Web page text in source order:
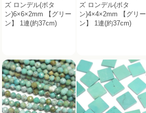
ズ ロンデル(ボタ
ン)6×6×2mm 【グリー
ン】 1連(約37cm)
ズ ロンデル(ボタ
ン)4×4×2mm 【グリー
ン】 1連(約37cm)